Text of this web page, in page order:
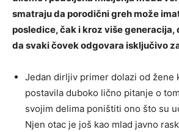
smatraju da porodični greh može
posledice, čak i kroz više generacija,
da svaki čovek odgovara isključivo
Jedan dirljiv primer dolazi od žene
postavila duboko lično pitanje o
svojim delima poništiti ono što su
Njen otac je još kao mlad javno